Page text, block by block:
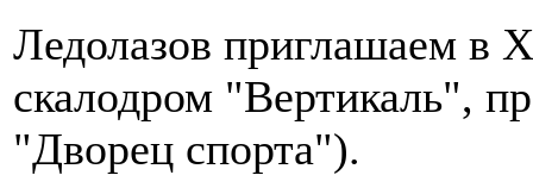
Ледолазов приглашаем в
скалодром "Вертикаль",
"Дворец спорта").